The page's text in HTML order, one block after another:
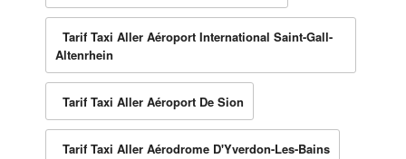
Tarif Taxi Aller Aéroport International Saint-Gall-
Altenrhein
Tarif Taxi Aller Aéroport De Sion
Tarif Taxi Aller Aérodrome D'Yverdon-Les-Bains